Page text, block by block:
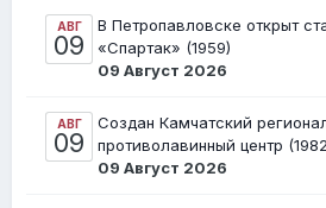
АВГ
09
В Петропавловске открыт
«Спартак» (1959)
09 Август 2026
АВГ
09
Создан Камчатский
противолавинный центр
09 Август 2026